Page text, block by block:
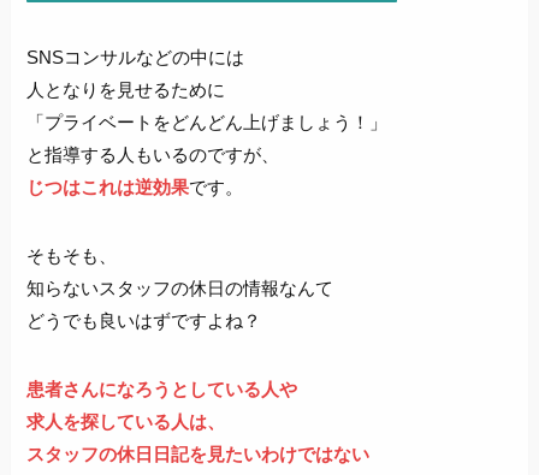
SNSコンサルなどの中には
人となりを見せるために
「プライベートをどんどん上げましょう！」
と指導する人もいるのですが、
じつはこれは逆効果です。
そもそも、
知らないスタッフの休日の情報なんて
どうでも良いはずですよね？
患者さんになろうとしている人や
求人を探している人は、
スタッフの休日日記を見たいわけではない